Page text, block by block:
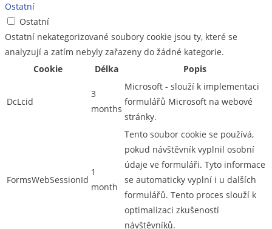
Ostatní
Ostatní
Ostatní nekategorizované soubory cookie jsou ty, které se
analyzují a zatím nebyly zařazeny do žádné kategorie.
Cookie
Délka Popis
DcLcid
3
months
Microsoft - slouží k implementaci
formulářů Microsoft na webové
stránky.
FormsWebSessionId
1
month
Tento soubor cookie se používá,
pokud návštěvník vyplnil osobní
údaje ve formuláři. Tyto informace
se automaticky vyplní i u dalších
formulářů. Tento proces slouží k
optimalizaci zkušeností
návštěvníků.